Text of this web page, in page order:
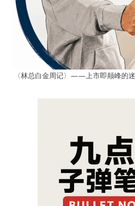
〈林总白金周记〉——上市即颠峰的